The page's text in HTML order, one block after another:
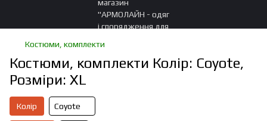
Костюми, комплекти
Костюми, комплекти Колір: Coyote,
Розміри: XL
Колір Coyote